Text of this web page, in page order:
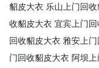
貂皮大衣 乐山上门回
收貂皮大衣 宜宾上门
回收貂皮大衣 雅安上
门回收貂皮大衣 阿坝